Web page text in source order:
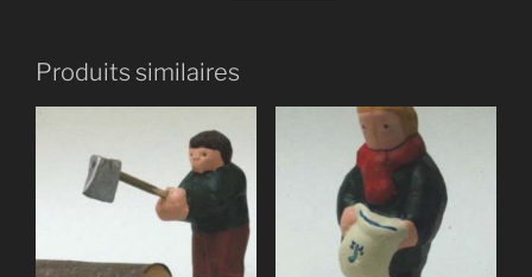
la
poupée
Produits similaires